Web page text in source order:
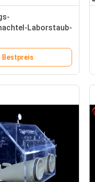
Laborstaub-
Bestpreis